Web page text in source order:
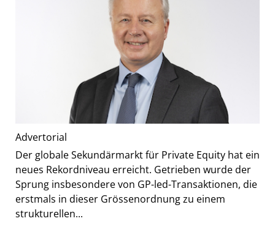
Advertorial
Der globale Sekundärmarkt für Private Equity hat ein
neues Rekordniveau erreicht. Getrieben wurde der
Sprung insbesondere von GP-led-Transaktionen, die
erstmals in dieser Grössenordnung zu einem
strukturellen...